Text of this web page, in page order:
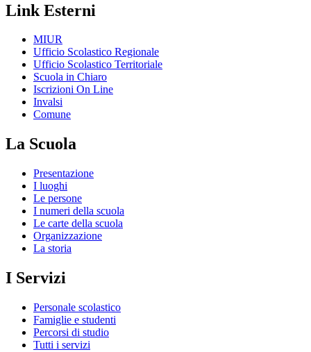
Link Esterni
MIUR
Ufficio Scolastico Regionale
Ufficio Scolastico Territoriale
Scuola in Chiaro
Iscrizioni On Line
Invalsi
Comune
La Scuola
Presentazione
I luoghi
Le persone
I numeri della scuola
Le carte della scuola
Organizzazione
La storia
I Servizi
Personale scolastico
Famiglie e studenti
Percorsi di studio
Tutti i servizi